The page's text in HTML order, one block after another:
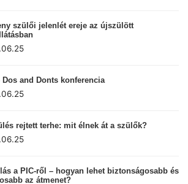
szülői jelenlét ereje az újszülött
Dos and Donts konferencia
rejtett terhe: mit élnek át a szülők?
a PIC-ről – hogyan lehet biztonságosabb és
az átmenet?